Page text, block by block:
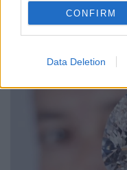
CONFIRM
Data Deletion